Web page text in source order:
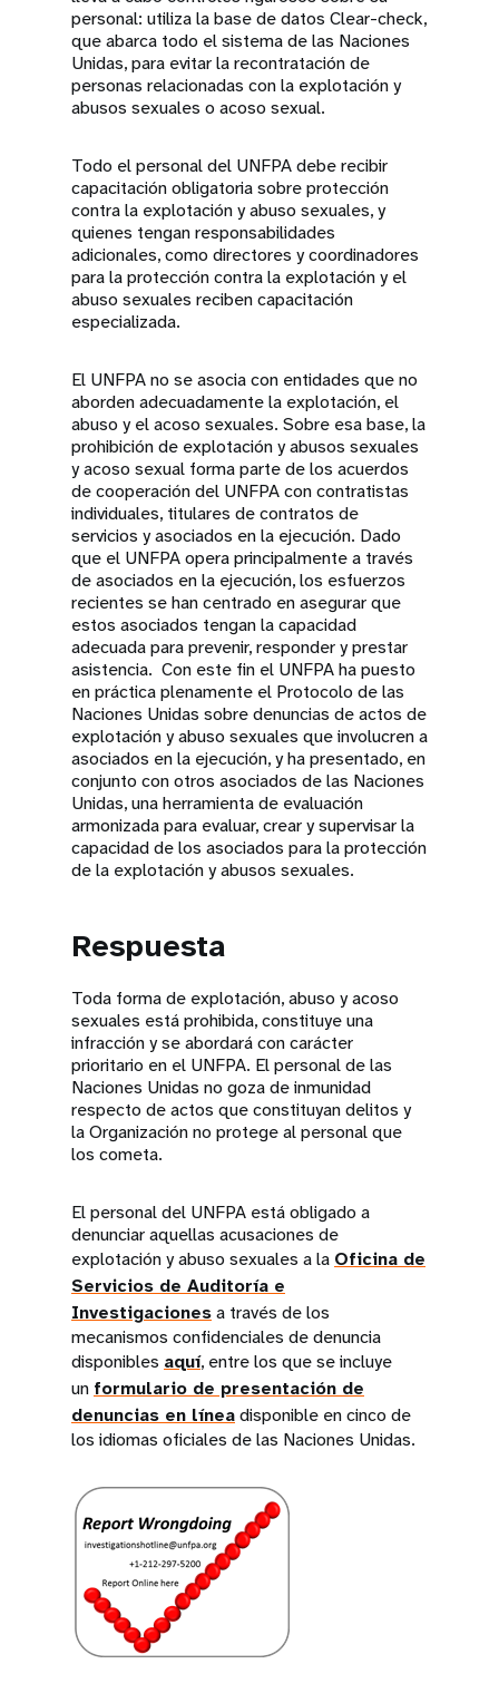
personal: utiliza la base de datos Clear-check,
que abarca todo el sistema de las Naciones
Unidas, para evitar la recontratación de
personas relacionadas con la explotación y
abusos sexuales o acoso sexual.
Todo el personal del UNFPA debe recibir
capacitación obligatoria sobre protección
contra la explotación y abuso sexuales, y
quienes tengan responsabilidades
adicionales, como directores y coordinadores
para la protección contra la explotación y el
abuso sexuales reciben capacitación
especializada.
El UNFPA no se asocia con entidades que no
aborden adecuadamente la explotación, el
abuso y el acoso sexuales. Sobre esa base, la
prohibición de explotación y abusos sexuales
y acoso sexual forma parte de los acuerdos
de cooperación del UNFPA con contratistas
individuales, titulares de contratos de
servicios y asociados en la ejecución. Dado
que el UNFPA opera principalmente a través
de asociados en la ejecución, los esfuerzos
recientes se han centrado en asegurar que
estos asociados tengan la capacidad
adecuada para prevenir, responder y prestar
asistencia. Con este fin el UNFPA ha puesto
en práctica plenamente el Protocolo de las
Naciones Unidas sobre denuncias de actos de
explotación y abuso sexuales que involucren a
asociados en la ejecución, y ha presentado, en
conjunto con otros asociados de las Naciones
Unidas, una herramienta de evaluación
armonizada para evaluar, crear y supervisar la
capacidad de los asociados para la protección
de la explotación y abusos sexuales.
Respuesta
Toda forma de explotación, abuso y acoso
sexuales está prohibida, constituye una
infracción y se abordará con carácter
prioritario en el UNFPA. El personal de las
Naciones Unidas no goza de inmunidad
respecto de actos que constituyan delitos y
la Organización no protege al personal que
los cometa.
El personal del UNFPA está obligado a
denunciar aquellas acusaciones de
explotación y abuso sexuales a la Oficina de
Servicios de Auditoría e
Investigacionesa través de los
mecanismos confidenciales de denuncia
disponibles aquí, entre los que se incluye
un formulario de presentación de
denuncias en líneadisponible en cinco de
los idiomas oficiales de las Naciones Unidas.